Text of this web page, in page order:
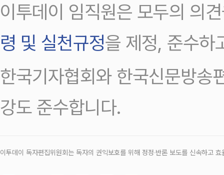
이투데이 임직원은 모두의 의
령 및 실천규정을 제정, 준수하
한국기자협회와 한국신문방송
강도 준수합니다.
이투데이 독자편집위원회는 독자의 권익보호를 위해 정정‧반론 보도를 신속하고